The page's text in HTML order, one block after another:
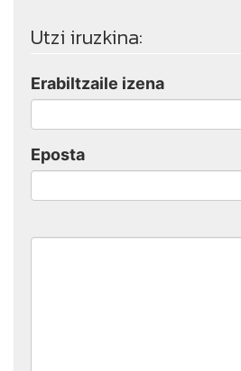
Utzi iruzkina:
Erabiltzaile izena
Eposta